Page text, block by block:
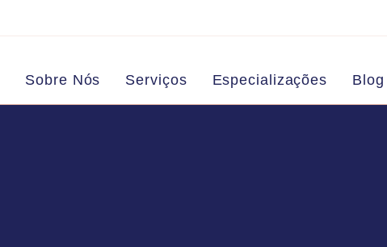
Sobre Nós Serviços Especializações Blog